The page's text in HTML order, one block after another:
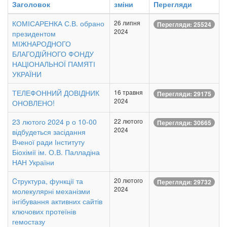
Заголовок
зміни
Перегляди
КОМІСАРЕНКА С.В. обрано
президентом
МІЖНАРОДНОГО
БЛАГОДІЙНОГО ФОНДУ
НАЦІОНАЛЬНОЇ ПАМЯТІ
УКРАЇНИ
26 липня
2024
Перегляди: 25524
ТЕЛЕФОННИЙ ДОВІДНИК
ОНОВЛЕНО!
16 травня
2024
Перегляди: 29175
23 лютого 2024 р о 10-00
відбудеться засідання
Вченої ради Інституту
Біохімії ім. О.В. Палладіна
НАН України
22 лютого
2024
Перегляди: 30665
Cтруктура, функції та
молекулярні механізми
інгібування активних сайтів
ключових протеїнів
гемостазу
20 лютого
2024
Перегляди: 29732